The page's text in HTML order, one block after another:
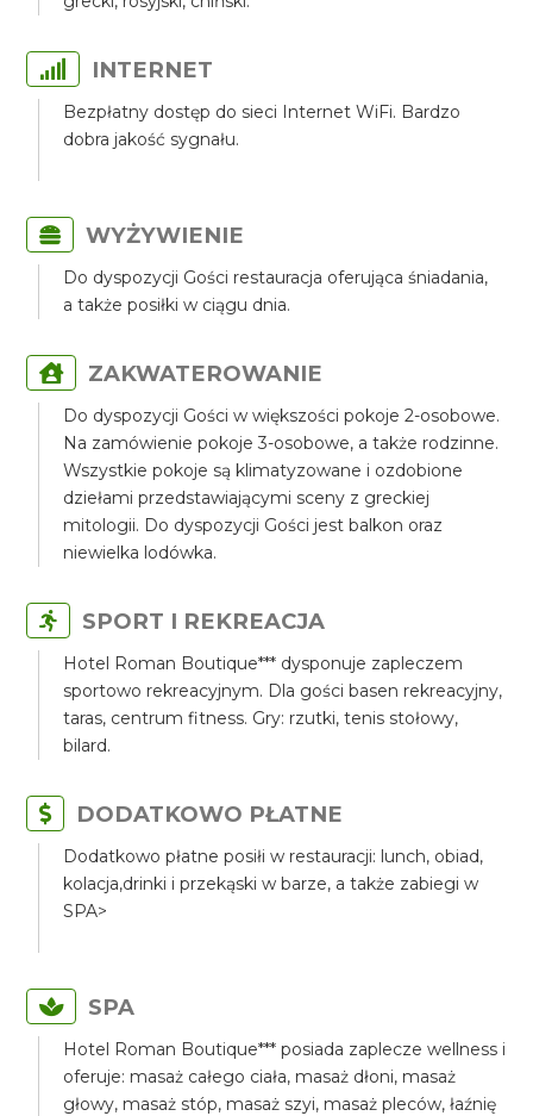
INTERNET
Bezpłatny dostęp do sieci Internet WiFi. Bardzo
dobra jakość sygnału.
WYŻYWIENIE
Do dyspozycji Gości restauracja oferująca śniadania,
a także posiłki w ciągu dnia.
ZAKWATEROWANIE
Do dyspozycji Gości w większości pokoje 2-osobowe.
Na zamówienie pokoje 3-osobowe, a także rodzinne.
Wszystkie pokoje są klimatyzowane i ozdobione
dziełami przedstawiającymi sceny z greckiej
mitologii. Do dyspozycji Gości jest balkon oraz
niewielka lodówka.
SPORT I REKREACJA
Hotel Roman Boutique*** dysponuje zapleczem
sportowo rekreacyjnym. Dla gości basen rekreacyjny,
taras, centrum fitness. Gry: rzutki, tenis stołowy,
bilard.
DODATKOWO PŁATNE
Dodatkowo płatne posiłi w restauracji: lunch, obiad,
kolacja,drinki i przekąski w barze, a także zabiegi w
SPA>
SPA
Hotel Roman Boutique*** posiada zaplecze wellness i
oferuje: masaż całego ciała, masaż dłoni, masaż
głowy, masaż stóp, masaż szyi, masaż pleców, łaźnię